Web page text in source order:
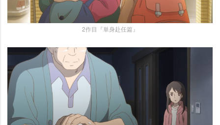
2作目『単身赴任篇』